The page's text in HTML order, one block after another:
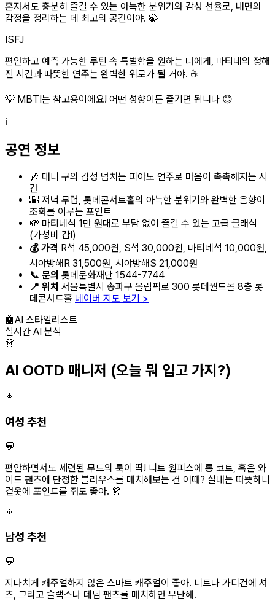
혼자서도 충분히 즐길 수 있는 아늑한 분위기와 감성 선율로, 내면의
감정을 정리하는 데 최고의 공간이야. 🍃
ISFJ
편안하고 예측 가능한 루틴 속 특별함을 원하는 너에게, 마티네의 정해
진 시간과 따뜻한 연주는 완벽한 위로가 될 거야. ☕️
💡 MBTI는 참고용이에요! 어떤 성향이든 즐기면 됩니다 😊
ℹ️
공연 정보
🎶 대니 구의 감성 넘치는 피아노 연주로 마음이 촉촉해지는 시
간
🌇 저녁 무렵, 롯데콘서트홀의 아늑한 분위기와 완벽한 음향이
조화를 이루는 포인트
💸 마티네석 1만 원대로 부담 없이 즐길 수 있는 고급 클래식
(가성비 갑!)
💰 가격 R석 45,000원, S석 30,000원, 마티네석 10,000원,
시야방해R 31,500원, 시야방해S 21,000원
📞 문의 롯데문화재단 1544-7744
📍 위치 서울특별시 송파구 올림픽로 300 롯데월드몰 8층 롯
데콘서트홀 네이버 지도 보기 >
🤖AI 스타일리스트
실시간 AI 분석
👗
AI OOTD 매니저 (오늘 뭐 입고 가지?)
👩
여성 추천
💬
편안하면서도 세련된 무드의 룩이 딱! 니트 원피스에 롱 코트, 혹은 와
이드 팬츠에 단정한 블라우스를 매치해보는 건 어때? 실내는 따뜻하니
겉옷에 포인트를 줘도 좋아. 👗
👨
남성 추천
💬
지나치게 캐주얼하지 않은 스마트 캐주얼이 좋아. 니트나 가디건에 셔
츠, 그리고 슬랙스나 데님 팬츠를 매치하면 무난해.